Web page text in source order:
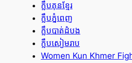
ក្លឹបគុនខ្មែរ
ក្លឹបភ្នំពេញ
ក្លឹបបាត់ដំបង
ក្លឹបសៀមរាប
Women Kun Khmer